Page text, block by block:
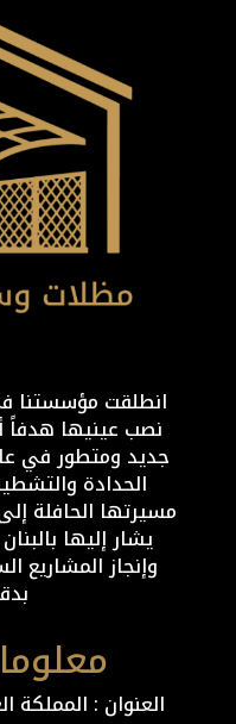
انطلقت مؤسستنا
نصب عينيها
جديد ومتطور في
الحدادة
مسيرتها الحافلة
يشار إليها
وإنجاز المشاريع
العنوان : المملكة